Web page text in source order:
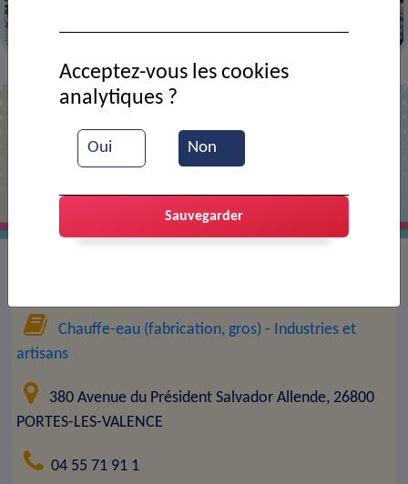
> Contact >Perge SAS
Perge SAS
Chauffe-eau (fabrication, gros) - Industries et
artisans
380 Avenue du Président Salvador Allende, 26800
PORTES-LES-VALENCE
04 55 71 91 1
Oui Non
Acceptez-vous les cookies
analytiques ?
Sauvegarder